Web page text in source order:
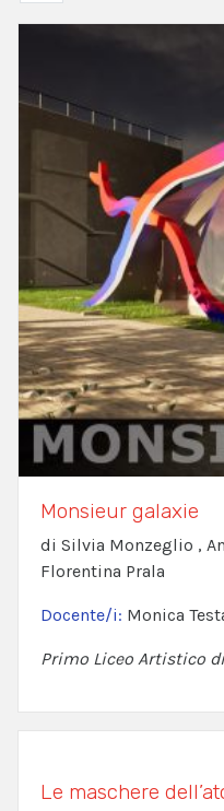
Monsieur galaxie
di Silvia Monzeglio ,
Florentina Prala
Docente/i: Monica
Primo Liceo Artistico
Le maschere